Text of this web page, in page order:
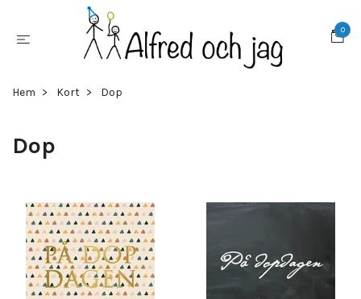
0
Hem Kort Dop
Dop